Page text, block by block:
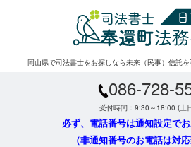
岡山県で司法書士をお探しなら未来（民事）信託
086-728-
受付時間：9:30～18:00 (土
必ず、電話番号は通知設定でお
（非通知番号のお電話は対